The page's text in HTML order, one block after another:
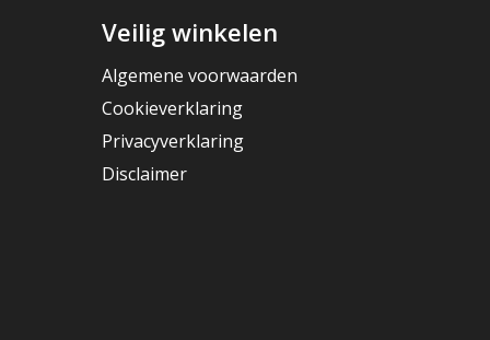
Veilig winkelen
Algemene voorwaarden
Cookieverklaring
Privacyverklaring
Disclaimer